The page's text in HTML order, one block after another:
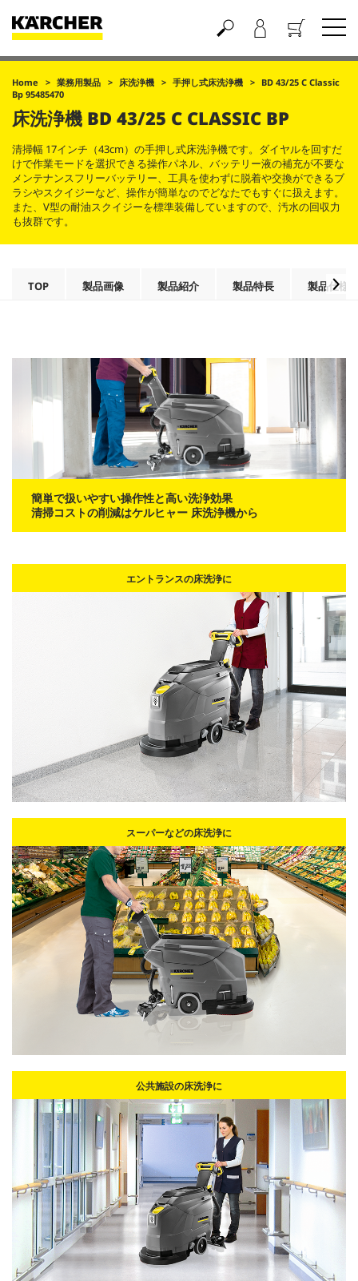
買い物かご
Home 業務用製品 床洗浄機 手押し式床洗浄機
BD 43/25 C Classic
Bp 95485470
床洗浄機 BD 43/25 C CLASSIC BP
清掃幅 17インチ（43cm）の手押し式床洗浄機です。ダイヤルを回すだ
けで作業モードを選択できる操作パネル、バッテリー液の補充が不要な
メンテナンスフリーバッテリー、工具を使わずに脱着や交換ができるブ
ラシやスクイジーなど、操作が簡単なのでどなたでもすぐに扱えます。
また、V型の耐油スクイジーを標準装備していますので、汚水の回収力
も抜群です。
TOP 製品画像 製品紹介 製品特長 製品仕様
簡単で扱いやすい操作性と高い洗浄効果
清掃コストの削減はケルヒャー 床洗浄機から
エントランスの床洗浄に
スーパーなどの床洗浄に
公共施設の床洗浄に